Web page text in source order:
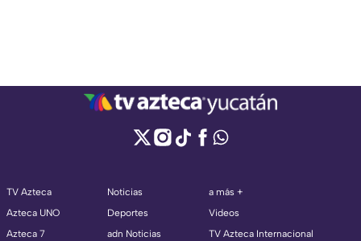
TV Azteca
Azteca UNO
Azteca 7
Noticias
Deportes
adn Noticias
a más +
Videos
TV Azteca Internacional